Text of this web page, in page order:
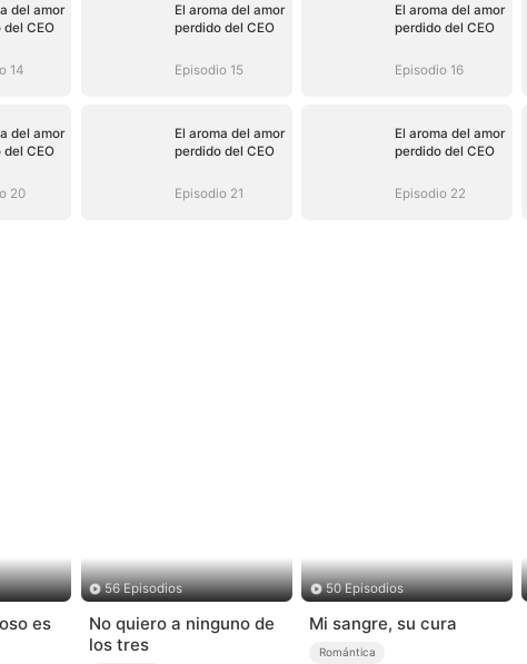
del amor
CEO
14
El aroma del amor
perdido del CEO
Episodio 15
El aroma del amor
perdido del CEO
Episodio 16
del amor
CEO
20
El aroma del amor
perdido del CEO
Episodio 21
El aroma del amor
perdido del CEO
Episodio 22
es
56 Episodios
No quiero a ninguno de
los tres
50 Episodios
Mi sangre, su cura
Romántica